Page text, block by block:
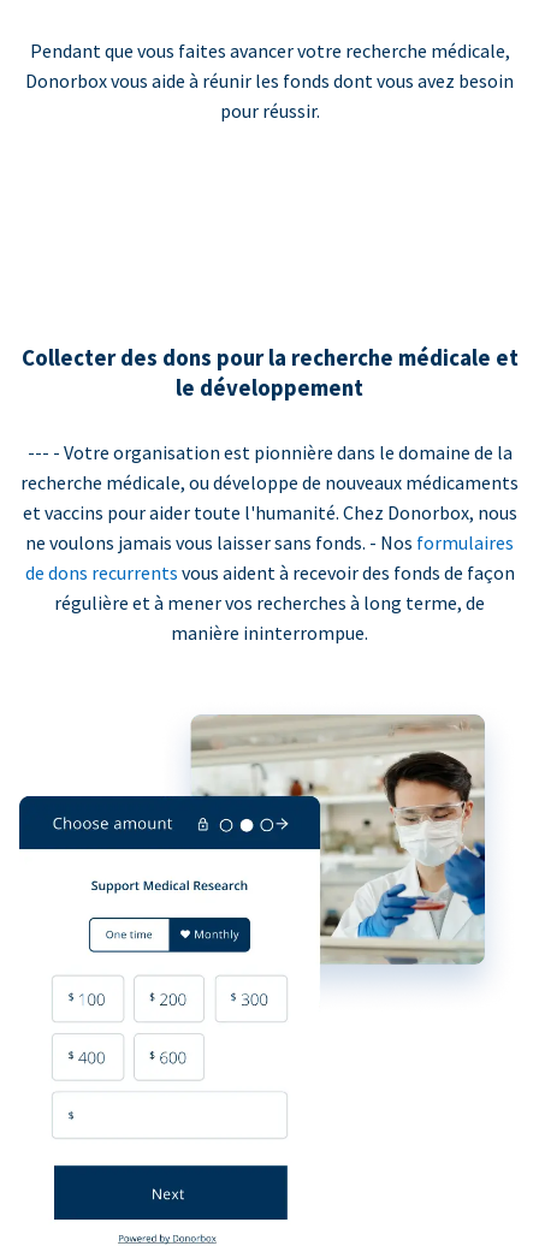
Pendant que vous faites avancer votre recherche médicale,
Donorbox vous aide à réunir les fonds dont vous avez besoin
pour réussir.
Collecter des dons pour la recherche médicale et
le développement
--- - Votre organisation est pionnière dans le domaine de la
recherche médicale, ou développe de nouveaux médicaments
et vaccins pour aider toute l'humanité. Chez Donorbox, nous
ne voulons jamais vous laisser sans fonds. - Nos formulaires
de dons recurrents vous aident à recevoir des fonds de façon
régulière et à mener vos recherches à long terme, de
manière ininterrompue.